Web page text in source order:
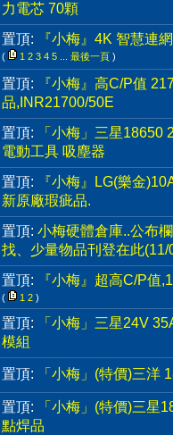
力電芯 70顆
置頂:
『小梅』4K 智慧連
( 1 2 3 4 5 最後一頁 )
置頂:
『小梅』高C/P值
品,INR21700/50E
置頂:
「小梅」三星18650
電動工具 吸塵器
置頂:
『小梅』LG(樂金
新原廠瑕疵品.
置頂: 小梅硬體倉庫..公布
找、少量物品刊登在此(11/
置頂:
『小梅』超高C/P值
( 1 2 )
置頂:
「小梅」三星24V
模組
置頂: 「小梅」(特價)三洋
置頂:
「小梅」(特價)三星
點焊品